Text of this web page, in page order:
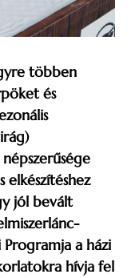
többen
és
elkészítéshez
jól bevált
a házi
hívja fel